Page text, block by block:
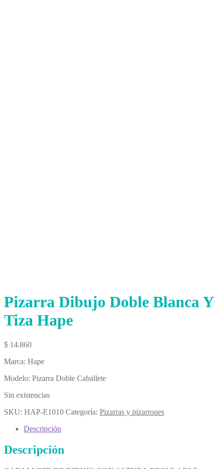
Pizarra Dibujo Doble Blanca Y
Tiza Hape
$ 14.860
Marca: Hape
Modelo: Pizarra Doble Caballete
Sin existencias
SKU: HAP-E1010 Categoría: Pizarras y pizarrones
Descripción
Descripción